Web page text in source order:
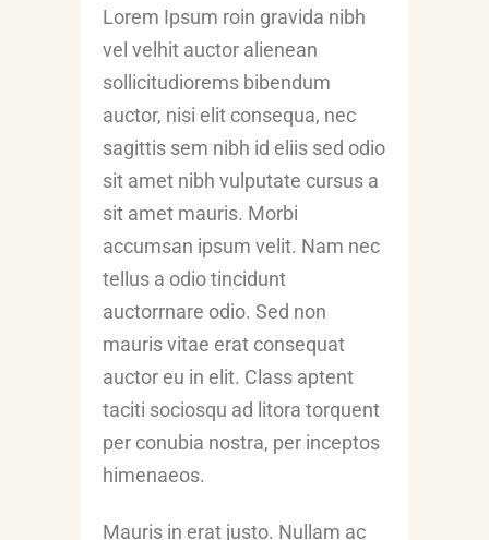
Lorem Ipsum roin gravida nibh
vel velhit auctor alienean
sollicitudiorems bibendum
auctor, nisi elit consequa, nec
sagittis sem nibh id eliis sed odio
sit amet nibh vulputate cursus a
sit amet mauris. Morbi
accumsan ipsum velit. Nam nec
tellus a odio tincidunt
auctorrnare odio. Sed non
mauris vitae erat consequat
auctor eu in elit. Class aptent
taciti sociosqu ad litora torquent
per conubia nostra, per inceptos
himenaeos.
Mauris in erat justo. Nullam ac